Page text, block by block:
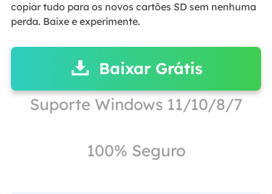
copiar tudo para os novos cartões SD sem nenhuma
perda. Baixe e experimente.
Baixar Grátis
Suporte Windows 11/10/8/7
100% Seguro